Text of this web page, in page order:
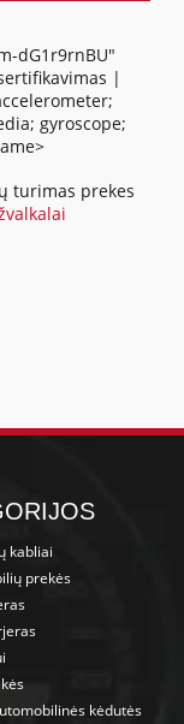
dG1r9rnBU"
|
gyroscope;
turimas prekes
kabliai
prekės
kėdutės